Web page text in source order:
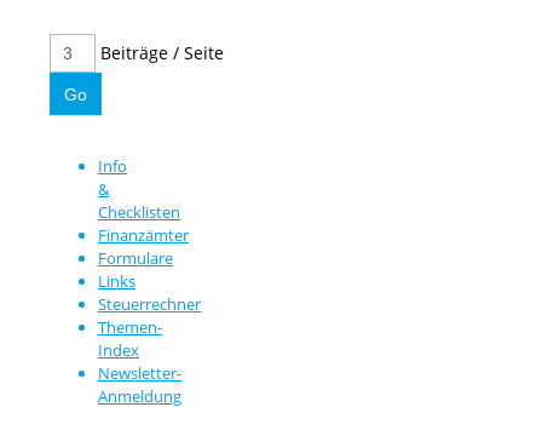
Beiträge / Seite
Info
&
Checklisten
Finanzämter
Formulare
Links
Steuerrechner
Themen-
Index
Newsletter-
Anmeldung